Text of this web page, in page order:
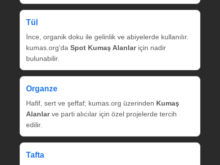
Tül
İnce, organik doku ile gelinlik ve abiyelerde kullanılır.
kumas.org’da Spot Kumaş Alanlariçin nadir
bulunabilir.
Organze
Hafif, sert ve şeffaf; kumas.org üzerinden Kumaş
Alanlarve parti alıcılar için özel projelerde tercih
edilir.
Tafta